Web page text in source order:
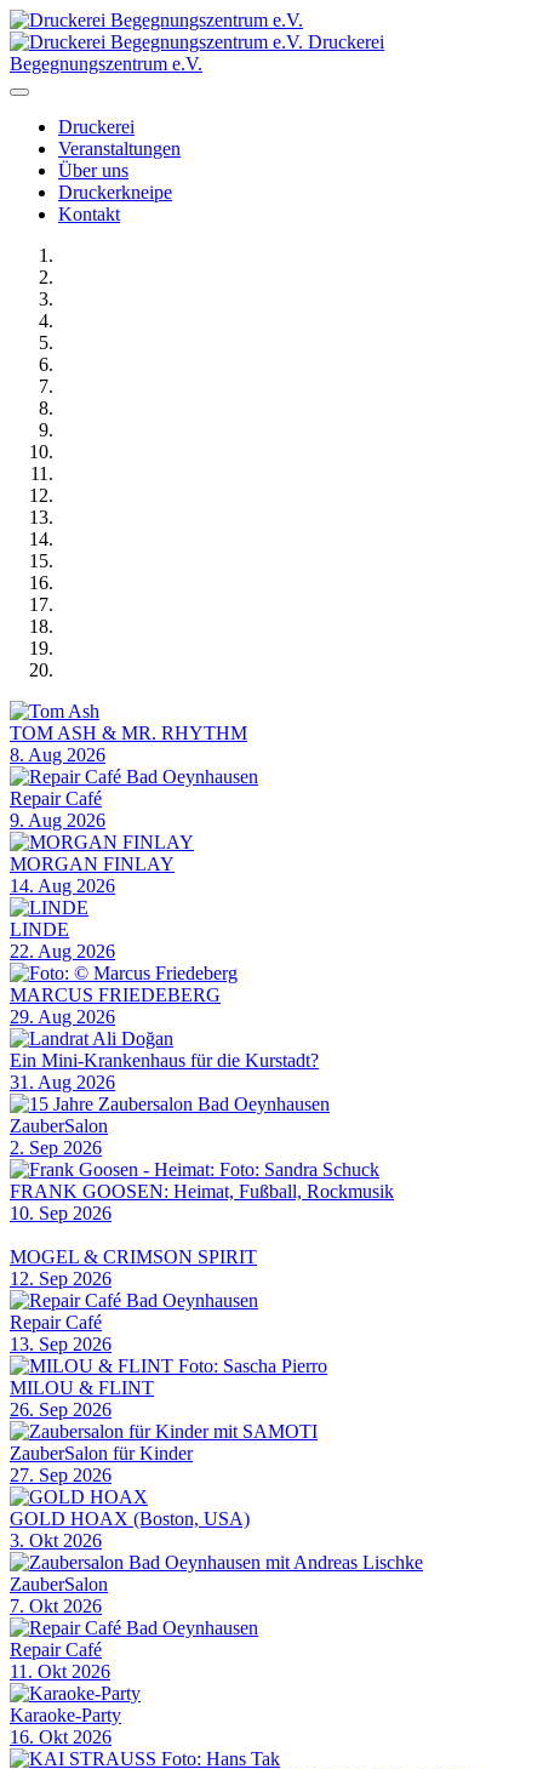
Druckerei
Begegnungszentrum e.V.
Druckerei
Veranstaltungen
Über uns
Druckerkneipe
Kontakt
TOM ASH & MR. RHYTHM
8. Aug 2026
Repair Café
9. Aug 2026
MORGAN FINLAY
14. Aug 2026
LINDE
22. Aug 2026
MARCUS FRIEDEBERG
29. Aug 2026
Ein Mini-Krankenhaus für die Kurstadt?
31. Aug 2026
ZauberSalon
2. Sep 2026
FRANK GOOSEN: Heimat, Fußball, Rockmusik
10. Sep 2026
MOGEL & CRIMSON SPIRIT
12. Sep 2026
Repair Café
13. Sep 2026
MILOU & FLINT
26. Sep 2026
ZauberSalon für Kinder
27. Sep 2026
GOLD HOAX (Boston, USA)
3. Okt 2026
ZauberSalon
7. Okt 2026
Repair Café
11. Okt 2026
Karaoke-Party
16. Okt 2026